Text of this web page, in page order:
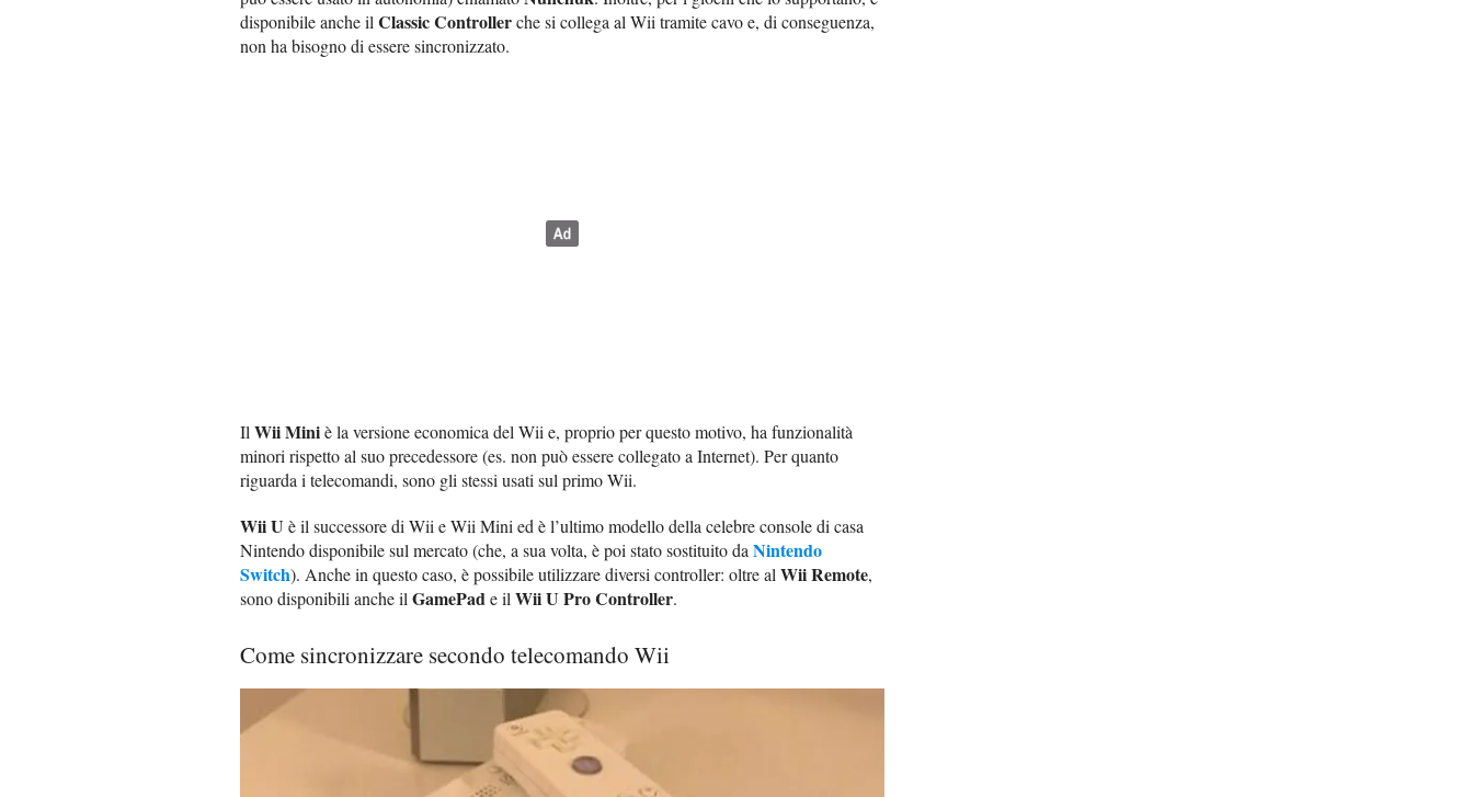
disponibile anche ilClassic Controllerche si collega al Wii tramite cavo e, di conseguenza,
non ha bisogno di essere sincronizzato.
IlWii Miniè la versione economica del Wii e, proprio per questo motivo, ha funzionalità
minori rispetto al suo precedessore (es. non può essere collegato a Internet). Per quanto
riguarda i telecomandi, sono gli stessi usati sul primo Wii.
Wii U è il successore di Wii e Wii Mini ed è l’ultimo modello della celebre console di casa
Nintendo disponibile sul mercato (che, a sua volta, è poi stato sostituito daNintendo
Switch). Anche in questo caso, è possibile utilizzare diversi controller: oltre alWii Remote,
sono disponibili anche ilGamePade ilWii U Pro Controller.
Come sincronizzare secondo telecomando Wii